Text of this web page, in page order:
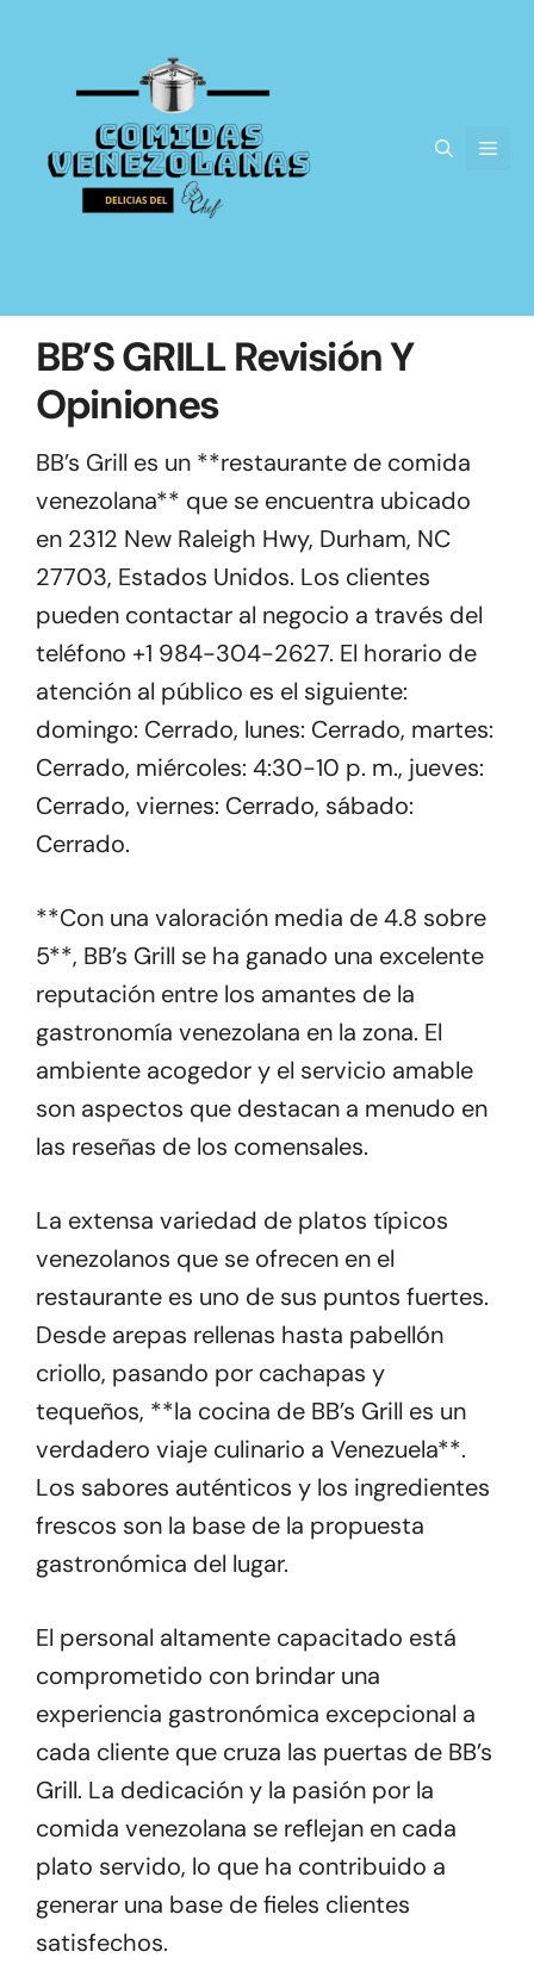
contenido
BB’S GRILL Revisión Y
Opiniones
BB’s Grill es un **restaurante de comida
venezolana** que se encuentra ubicado
en 2312 New Raleigh Hwy, Durham, NC
27703, Estados Unidos. Los clientes
pueden contactar al negocio a través del
teléfono +1 984-304-2627. El horario de
atención al público es el siguiente:
domingo: Cerrado, lunes: Cerrado, martes:
Cerrado, miércoles: 4:30-10 p. m., jueves:
Cerrado, viernes: Cerrado, sábado:
Cerrado.
**Con una valoración media de 4.8 sobre
5**, BB’s Grill se ha ganado una excelente
reputación entre los amantes de la
gastronomía venezolana en la zona. El
ambiente acogedor y el servicio amable
son aspectos que destacan a menudo en
las reseñas de los comensales.
La extensa variedad de platos típicos
venezolanos que se ofrecen en el
restaurante es uno de sus puntos fuertes.
Desde arepas rellenas hasta pabellón
criollo, pasando por cachapas y
tequeños, **la cocina de BB’s Grill es un
verdadero viaje culinario a Venezuela**.
Los sabores auténticos y los ingredientes
frescos son la base de la propuesta
gastronómica del lugar.
El personal altamente capacitado está
comprometido con brindar una
experiencia gastronómica excepcional a
cada cliente que cruza las puertas de BB’s
Grill. La dedicación y la pasión por la
comida venezolana se reflejan en cada
plato servido, lo que ha contribuido a
generar una base de fieles clientes
satisfechos.